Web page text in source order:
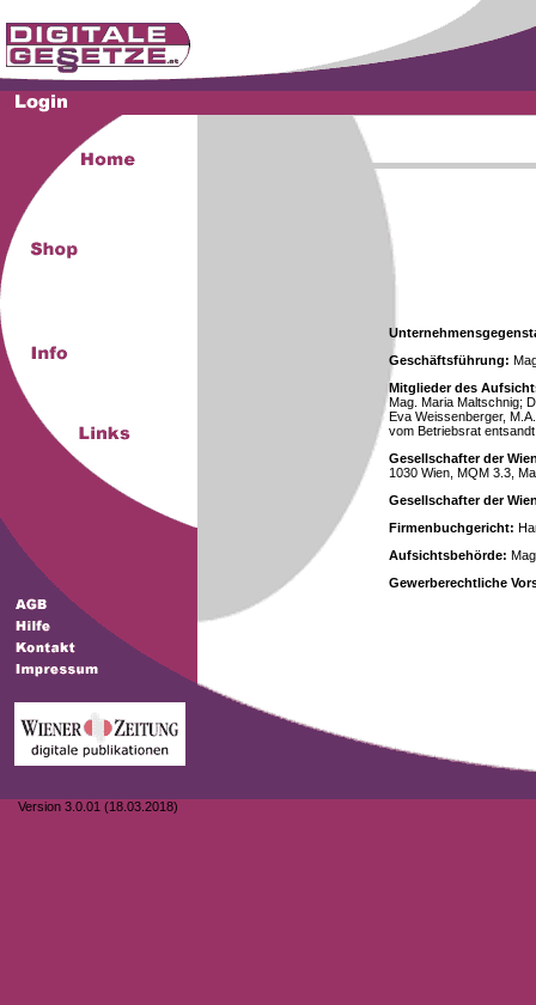
Version 3.0.01 (18.03.2018)
Geschäftsführung:
Mitglieder des
Mag. Maria Maltschnig;
Eva Weissenberger,
vom Betriebsrat
Gesellschafter der
1030 Wien, MQM 3.3,
Gesellschafter der
Firmenbuchgericht:
Aufsichtsbehörde:
Gewerberechtliche